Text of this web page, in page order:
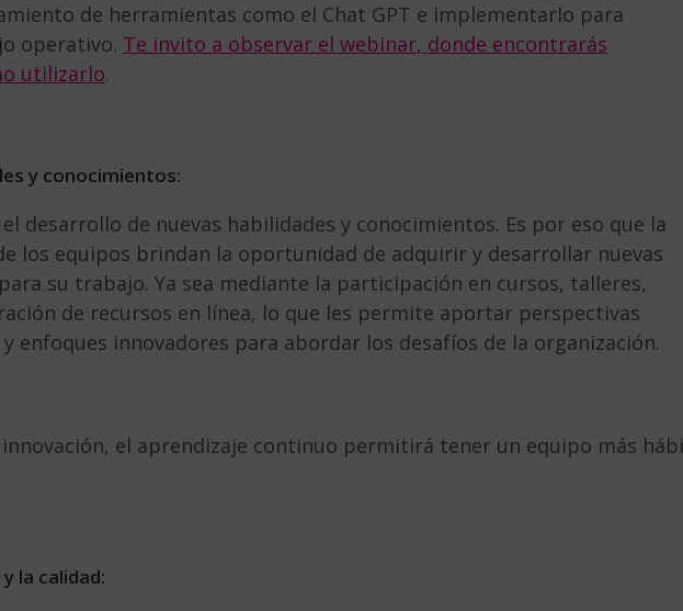
de herramientas como el Chat GPT e implementarlo para
operativo. Te invito a observar el webinar, donde encontrarás
utilizarlo.
y conocimientos:
desarrollo de nuevas habilidades y conocimientos. Es por eso que la
los equipos brindan la oportunidad de adquirir y desarrollar nuevas
su trabajo. Ya sea mediante la participación en cursos, talleres,
de recursos en línea, lo que les permite aportar perspectivas
enfoques innovadores para abordar los desafíos de la organización.
innovación, el aprendizaje continuo permitirá tener un equipo más
la calidad: